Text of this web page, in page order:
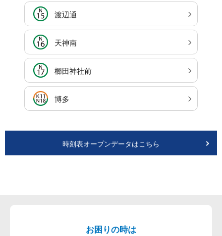
渡辺通
天神南
櫛田神社前
博多
時刻表オープンデータはこちら
お困りの時は